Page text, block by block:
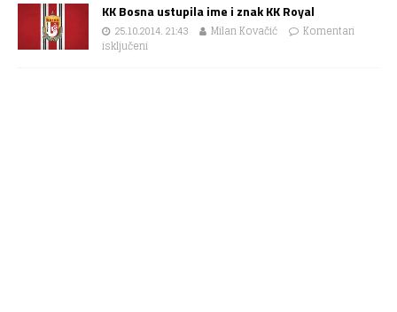
KK Bosna ustupila ime i znak KK Royal
25.10.2014. 21:43 Milan Kovačić
Komentari
isključeni